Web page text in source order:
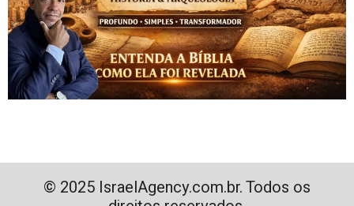
© 2025 IsraelAgency.com.br. Todos os